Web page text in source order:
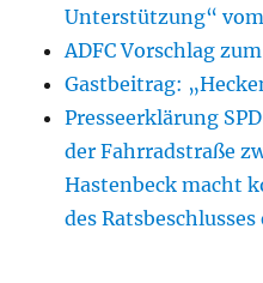
Unterstützung“
ADFC Vorschlag
Gastbeitrag:
Presseerklärung
der Fahrradstraße
Hastenbeck macht
des